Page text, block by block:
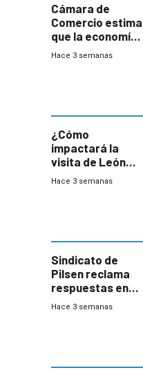
Cámara de
Comercio estima
que la economía
crecerá 1,6%
Hace 3 semanas
¿Cómo
impactará la
visita de León
XIV a Uruguay?
Hace 3 semanas
Sindicato de
Pilsen reclama
respuestas en
medio de
Hace 3 semanas